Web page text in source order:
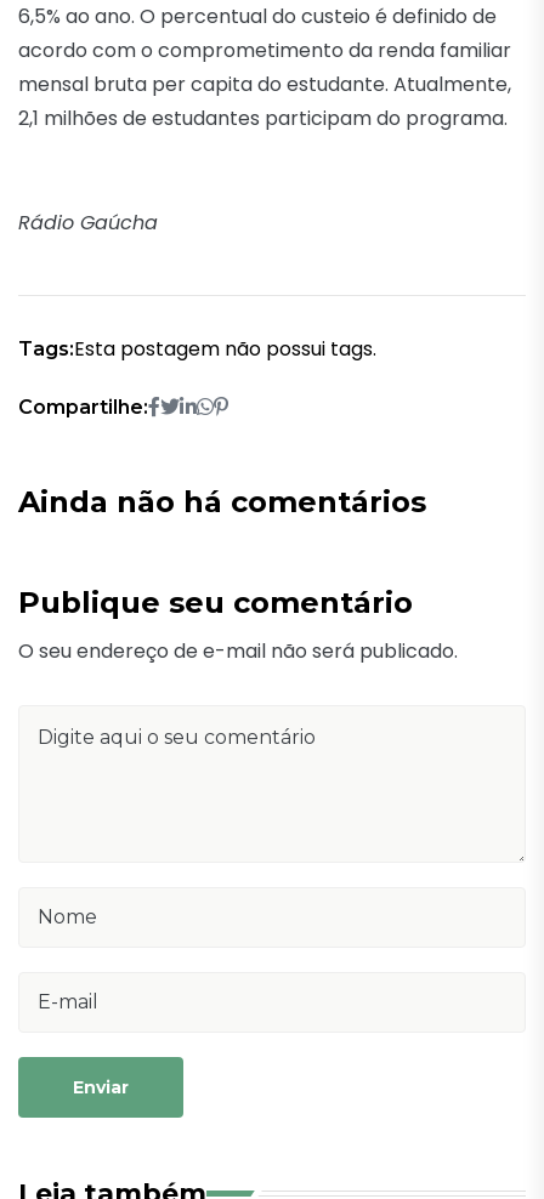
6,5% ao ano. O percentual do custeio é definido de
acordo com o comprometimento da renda familiar
mensal bruta per capita do estudante. Atualmente,
2,1 milhões de estudantes participam do programa.
Rádio Gaúcha
Tags:Esta postagem não possui tags.
Compartilhe:
Ainda não há comentários
Publique seu comentário
O seu endereço de e-mail não será publicado.
Enviar